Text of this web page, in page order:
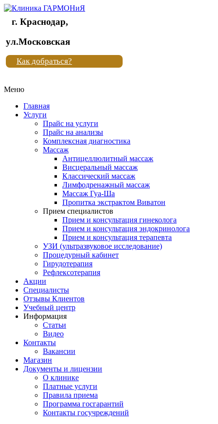
Клиника
"Новая
жизнь"
Клиника
жизнь"
г. Краснодар,
ул.Московская
Как добраться?
Меню
Главная
Услуги
Прайс на услуги
Прайс на анализы
Комплексная диагностика
Массаж
Антицеллюлитный массаж
Висцеральный массаж
Классический массаж
Лимфодренажный массаж
Массаж Гуа-Ша
Пропитка экстрактом Виватон
Прием специалистов
Прием и консультация гинеколога
Прием и консультация эндокринолога
Прием и консультация терапевта
УЗИ (ультразвуковое исследование)
Процедурный кабинет
Гирудотерапия
Рефлексотерапия
Акции
Специалисты
Отзывы Клиентов
Учебный центр
Информация
Статьи
Видео
Контакты
Вакансии
Магазин
Документы и лицензии
О клинике
Платные услуги
Правила приема
Программа госгарантий
Контакты госучреждений